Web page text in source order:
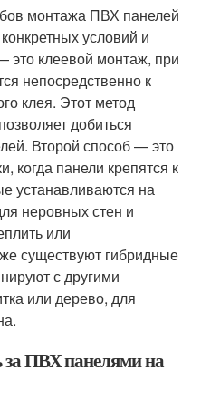
монтажа ПВХ панелей
условий и
клеевой монтаж, при
непосредственно к
клея. Этот метод
добиться
Второй способ — это
когда панели крепятся к
устанавливаются на
неровных стен и
или
существуют гибридные
с другими
или дерево, для
ПВХ панелями на